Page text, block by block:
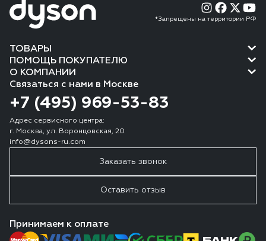
*Запрещены на территории РФ
ТОВАРЫ
ПОМОЩЬ ПОКУПАТЕЛЮ
О КОМПАНИИ
Связаться с нами в Москве
+7 (495) 969-53-83
Адрес сервисного центра:
г. Москва, ул. Воронцовская, 20
info@dysons-ru.com
Заказать звонок
Оставить отзыв
Принимаем к оплате